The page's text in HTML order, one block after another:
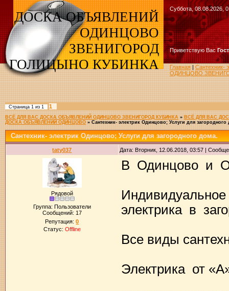
ДОСКА ОБЪЯВЛЕНИЙ
ОДИНЦОВО
ЗВЕНИГОРОД
ГОЛИЦЫНО КУБИНКА
Суббота, 08.08.2026,
Приветствую Вас
Главная|Сантехник-
ОДИНЦОВО
Страница 1из 1 1
ВСЁ ДЛЯ ВАС ДОСКА ОБЪЯВЛЕНИЙ ОДИНЦОВО ЗВЕНИГОРОД КУБИНКА » ВСЁ ДЛЯ ВАС
ДОСКА ОБЪЯВЛЕНИЙ ОДИНЦОВО » Сантехник- электрик Одинцово; Услуги для загородного
Сантехник- электрик Одинцово; Услуги для загородного дома.
taty037 Дата: Вторник, 12.06.2018, 03:57 |
Рядовой
Группа: Пользователи
Сообщений: 17
Репутация:0
Статус: Offline
В Одинцово и
электрика в
Все виды
Электрика от